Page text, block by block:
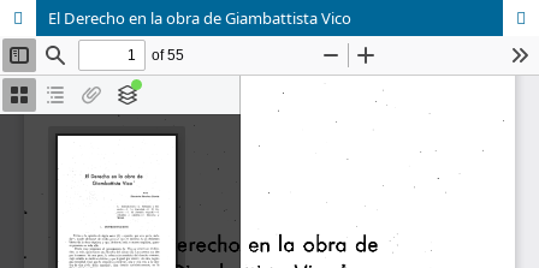
El Derecho en la obra de Giambattista Vico